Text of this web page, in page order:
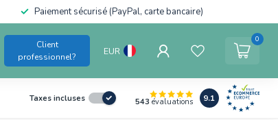
Paiement sécurisé (PayPal, carte bancaire)
Client
professionnel?
EUR
0
Taxes incluses 543 évaluations 9.1